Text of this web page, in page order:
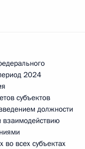
2024
субъектов
должности
взаимодействию
во всех субъектах